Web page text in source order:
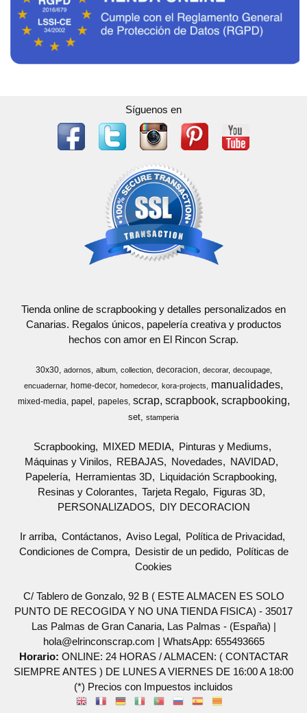
Síguenos en
Tienda online de scrapbooking y detalles personalizados en
Canarias. Regalos únicos, papelería creativa y productos
hechos con amor en El Rincon Scrap.
30x30 adornos album collection decoracion decorar
decoupage
encuadernar
home-decor homedecor kora-projects manualidades
mixed-media papel papeles scrap scrapbook scrapbooking
set stamperia
Scrapbooking MIXED MEDIA
Pinturas y Mediums
Máquinas y Vinilos
REBAJAS Novedades
NAVIDAD
Papelería
Herramientas 3D
Liquidación Scrapbooking
Resinas y Colorantes
Tarjeta Regalo
Figuras 3D
PERSONALIZADOS
DIY DECORACION
Ir arriba Contáctanos Aviso Legal
Política de Privacidad
Condiciones de Compra
Desistir de un pedido
Políticas de
Cookies
C/ Tablero de Gonzalo, 92 B ( ESTE ALMACEN ES SOLO
PUNTO DE RECOGIDA Y NO UNA TIENDA FISICA) - 35017
Las Palmas de Gran Canaria, Las Palmas - (España) |
hola@elrinconscrap.com | WhatsApp: 655493665
Horario: ONLINE: 24 HORAS / ALMACEN: ( CONTACTAR
SIEMPRE ANTES ) DE LUNES A VIERNES DE 16:00 A 18:00
(*) Precios con Impuestos incluidos